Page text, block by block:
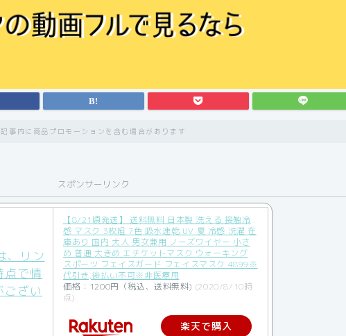
記事内に商品プロモーションを含む場合があります
スポンサーリンク
【8/21頃発送】 送料無料 日本製 洗える 接触冷
感 マスク 3枚組 7色 吸水速乾 UV 夏 冷感 洗濯 在
庫あり 国内 大人 男女兼用 ノーズワイヤー 小さ
め 普通 大きめ エチケットマスク ウォーキング
スポーツ フェイスガード フェイスマスク 4899※
代引き,後払い不可※非医療用
価格：1200円（税込、送料無料) (2020/8/10時
点)
楽天で購入